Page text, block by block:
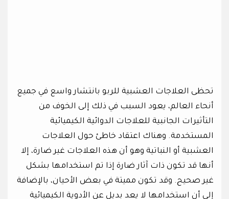
تحظى العلاجات العشبية للربو بانتشار واسع في جميع
أنحاء العالم، يعود السبب في ذلك إلى الخوف من
التأثيرات الجانبية للعلاجات الدوائية الكيميائية
المستخدمة. وهناك اعتقاد خاطئ حول العلاجات
العشبية أو النباتية وهو أن هذه العلاجات غير ضارة، إلا
أنها قد تكون ذات آثار ضارة إذا تم استخدامها بشكل
غير صحيح. وقد تكون مميتة في بعض الأحيان، بالإضافة
إلى أن استخدامها لا يعد بديل عن الأدوية الكيميائية